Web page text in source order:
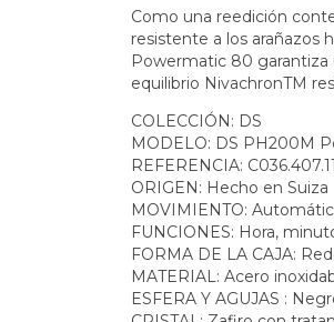
Como una reedición
resistente a los arañazos
Powermatic 80 garantiza
equilibrio NivachronTM
COLECCIÓN: DS
MODELO: DS PH200M
REFERENCIA:
ORIGEN: Hecho en Suiza
MOVIMIENTO:
FUNCIONES: Hora,
FORMA DE LA CAJA:
MATERIAL: Acero
ESFERA Y AGUJAS :